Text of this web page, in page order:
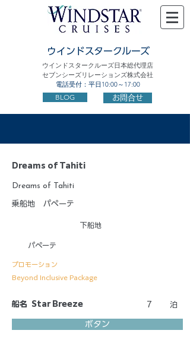
ウインドスタークルーズ
ウインドスタークルーズ日本総代理店
セブンシーズリレーションズ株式会社
電話受付：平日10:00～17:00
BLOG お問合せ
Dreams of Tahiti
Dreams of Tahiti
乗船地 パペーテ
下船地
パペーテ
プロモーション
Beyond Inclusive Package
船名 Star Breeze 7 泊
ボタン